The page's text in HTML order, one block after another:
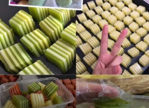
广州海珠区家政钟点工服务案例